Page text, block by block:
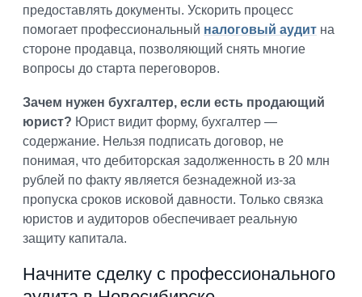
предоставлять документы. Ускорить процесс
помогает профессиональный налоговый аудит на
стороне продавца, позволяющий снять многие
вопросы до старта переговоров.
Зачем нужен бухгалтер, если есть продающий
юрист? Юрист видит форму, бухгалтер —
содержание. Нельзя подписать договор, не
понимая, что дебиторская задолженность в 20 млн
рублей по факту является безнадежной из-за
пропуска сроков исковой давности. Только связка
юристов и аудиторов обеспечивает реальную
защиту капитала.
Начните сделку с профессионального